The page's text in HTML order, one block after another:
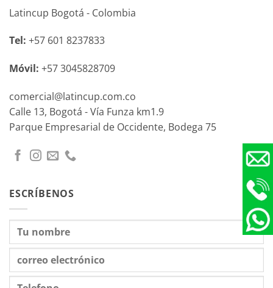
Latincup Bogotá - Colombia
Tel: +57 601 8237833
Móvil: +57 3045828709
comercial@latincup.com.co
Calle 13, Bogotá - Vía Funza km1.9
Parque Empresarial de Occidente, Bodega 75
ESCRÍBENOS